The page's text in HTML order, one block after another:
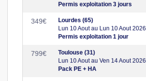
Permis exploitation 3 jours
349€
Lourdes (65)
Lun 10 Aout au Lun 10 Aout 2026
Permis exploitation 1 jour
799€
Toulouse (31)
Lun 10 Aout au Ven 14 Aout 2026
Pack PE + HA